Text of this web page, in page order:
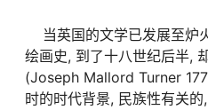
当英国的文学已发展至炉
绘画史, 到了十八世纪后半,
(Joseph Mallord Turner
时的时代背景, 民族性有关